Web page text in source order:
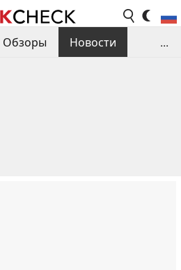
Обзоры
Новости
...